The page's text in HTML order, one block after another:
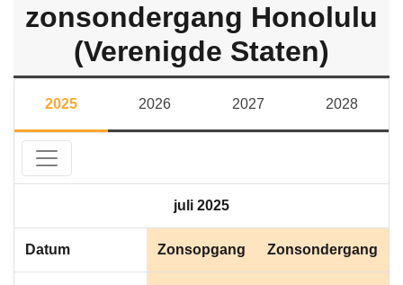
zonsondergang Honolulu
(Verenigde Staten)
2025 2026 2027 2028
juli 2025
Datum Zonsopgang Zonsondergang